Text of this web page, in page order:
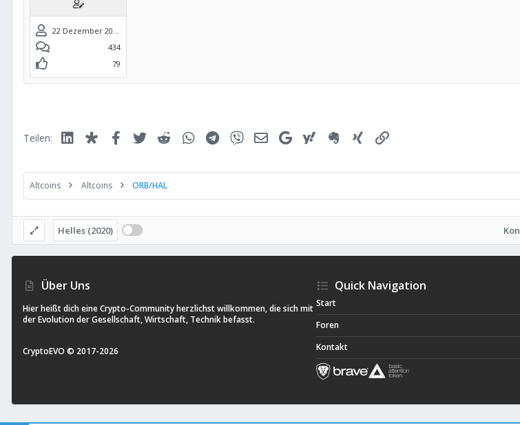
22 Dezember 2017
434
79
Teilen: Linked InDiasporaFacebook
Twitter Reddit WhatsAppTelegramViber E-Mail Google Yahoo Evernote
Xing
Altcoins Altcoins ORB/HAL
Helles (2020)
Über Uns
Hier heißt dich eine Crypto-Community herzlichst willkommen, die sich mit
der Evolution der Gesellschaft, Wirtschaft, Technik befasst.
CryptoEVO © 2017-2026
Quick Navigation
Start
Foren
Kontakt